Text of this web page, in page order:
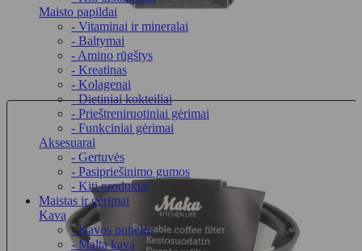
Maisto papildai
- Vitaminai ir mineralai
- Baltymai
- Amino rūgštys
- Kreatinas
- Kolagenai
- Dietiniai kokteiliai
- Prieštreniruotiniai gėrimai
- Funkciniai gėrimai
Aksesuarai
- Gertuvės
- Pasipriešinimo gumos
- Kiti produktai
Maistas ir gėrimai
Kava
- Kavos pupelės
- Malta kava